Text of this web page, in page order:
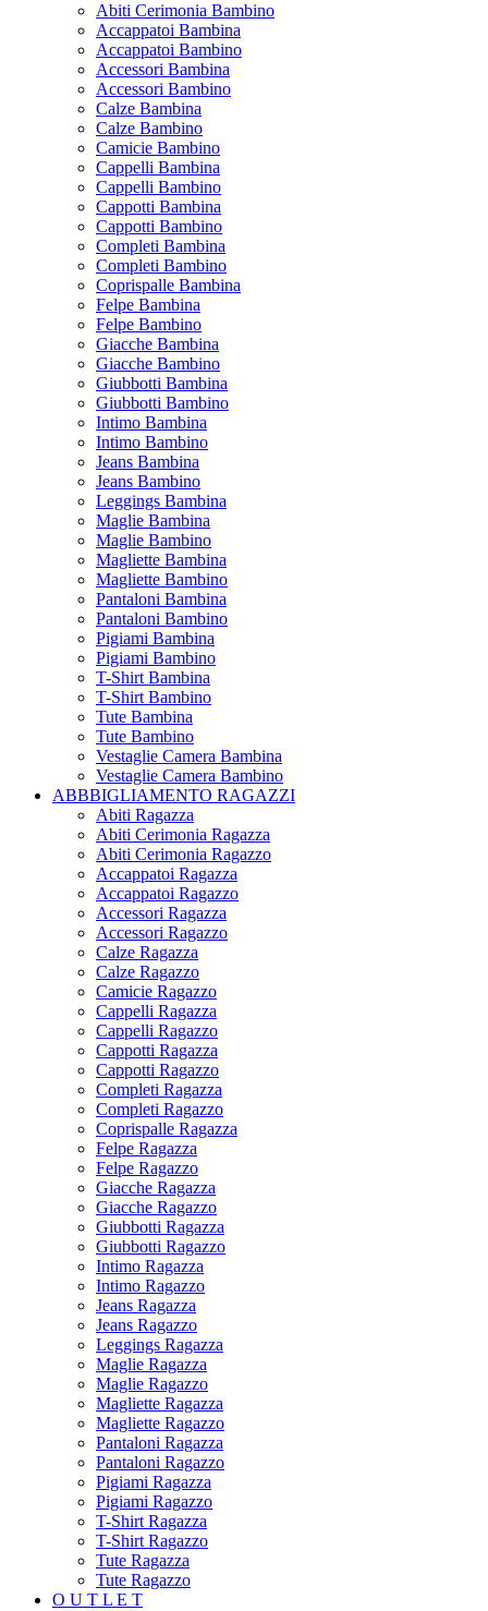
Abiti Cerimonia Bambino
Accappatoi Bambina
Accappatoi Bambino
Accessori Bambina
Accessori Bambino
Calze Bambina
Calze Bambino
Camicie Bambino
Cappelli Bambina
Cappelli Bambino
Cappotti Bambina
Cappotti Bambino
Completi Bambina
Completi Bambino
Coprispalle Bambina
Felpe Bambina
Felpe Bambino
Giacche Bambina
Giacche Bambino
Giubbotti Bambina
Giubbotti Bambino
Intimo Bambina
Intimo Bambino
Jeans Bambina
Jeans Bambino
Leggings Bambina
Maglie Bambina
Maglie Bambino
Magliette Bambina
Magliette Bambino
Pantaloni Bambina
Pantaloni Bambino
Pigiami Bambina
Pigiami Bambino
T-Shirt Bambina
T-Shirt Bambino
Tute Bambina
Tute Bambino
Vestaglie Camera Bambina
Vestaglie Camera Bambino
ABBBIGLIAMENTO RAGAZZI
Abiti Ragazza
Abiti Cerimonia Ragazza
Abiti Cerimonia Ragazzo
Accappatoi Ragazza
Accappatoi Ragazzo
Accessori Ragazza
Accessori Ragazzo
Calze Ragazza
Calze Ragazzo
Camicie Ragazzo
Cappelli Ragazza
Cappelli Ragazzo
Cappotti Ragazza
Cappotti Ragazzo
Completi Ragazza
Completi Ragazzo
Coprispalle Ragazza
Felpe Ragazza
Felpe Ragazzo
Giacche Ragazza
Giacche Ragazzo
Giubbotti Ragazza
Giubbotti Ragazzo
Intimo Ragazza
Intimo Ragazzo
Jeans Ragazza
Jeans Ragazzo
Leggings Ragazza
Maglie Ragazza
Maglie Ragazzo
Magliette Ragazza
Magliette Ragazzo
Pantaloni Ragazza
Pantaloni Ragazzo
Pigiami Ragazza
Pigiami Ragazzo
T-Shirt Ragazza
T-Shirt Ragazzo
Tute Ragazza
Tute Ragazzo
O U T L E T